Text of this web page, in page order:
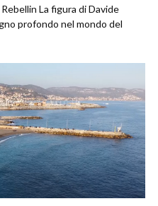
La figura di Davide
profondo nel mondo del